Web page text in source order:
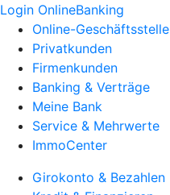
Login OnlineBanking
Online-Geschäftsstelle
Privatkunden
Firmenkunden
Banking & Verträge
Meine Bank
Service & Mehrwerte
ImmoCenter
Girokonto & Bezahlen